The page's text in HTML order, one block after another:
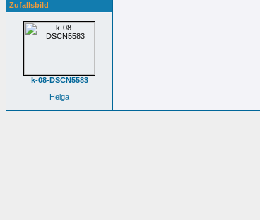
Zufallsbild
k-08-DSCN5583
Helga